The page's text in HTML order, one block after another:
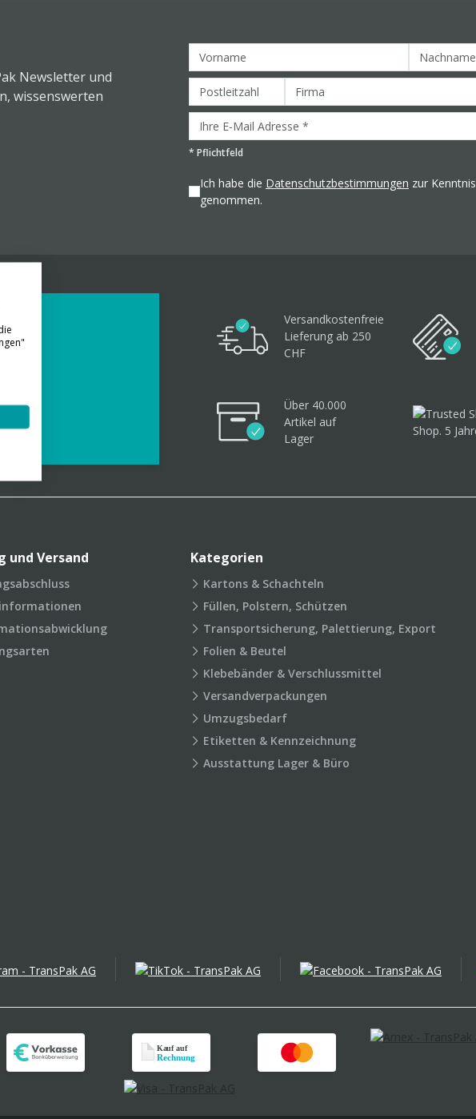
Newsletter und
wissenswerten
* Pflichtfeld
Ich habe die Datenschutzbestimmungen zur Kenntnis
genommen.
Versandkostenfreie
Lieferung ab 250
CHF
Über 40.000
Artikel auf
Lager
und Versand Kategorien
Kartons & Schachteln
Füllen, Polstern, Schützen
Transportsicherung, Palettierung, Export
Folien & Beutel
Klebebänder & Verschlussmittel
Versandverpackungen
Umzugsbedarf
Etiketten & Kennzeichnung
Ausstattung Lager & Büro